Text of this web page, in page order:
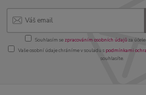
Souhlasím se zpracováním osobních údajůza
Vaše osobní údaje chráníme v souladu s podmínkami
souhlasíte.